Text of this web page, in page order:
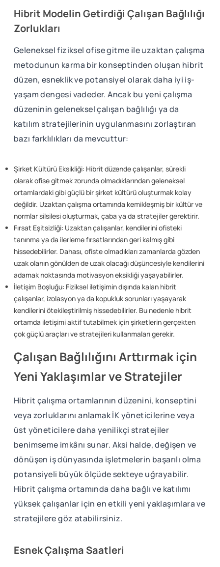
Hibrit Modelin Getirdiği Çalışan Bağlılığı
Zorlukları
Geleneksel fiziksel ofise gitme ile uzaktan çalışma
metodunun karma bir konseptinden oluşan hibrit
düzen, esneklik ve potansiyel olarak daha iyi iş-
yaşam dengesi vadeder. Ancak bu yeni çalışma
düzeninin geleneksel çalışan bağlılığı ya da
katılım stratejilerinin uygulanmasını zorlaştıran
bazı farklılıkları da mevcuttur:
Şirket Kültürü Eksikliği: Hibrit düzende çalışanlar, sürekli
olarak ofise gitmek zorunda olmadıklarından geleneksel
ortamlardaki gibi güçlü bir şirket kültürü oluşturmak kolay
değildir. Uzaktan çalışma ortamında kemikleşmiş bir kültür ve
normlar silsilesi oluşturmak, çaba ya da stratejiler gerektirir.
Fırsat Eşitsizliği: Uzaktan çalışanlar, kendilerini ofisteki
tanınma ya da ilerleme fırsatlarından geri kalmış gibi
hissedebilirler. Dahası, ofiste olmadıkları zamanlarda gözden
uzak olanın gönülden de uzak olacağı düşüncesiyle kendilerini
adamak noktasında motivasyon eksikliği yaşayabilirler.
İletişim Boşluğu: Fiziksel iletişimin dışında kalan hibrit
çalışanlar, izolasyon ya da kopukluk sorunları yaşayarak
kendilerini ötekileştirilmiş hissedebilirler. Bu nedenle hibrit
ortamda iletişimi aktif tutabilmek için şirketlerin gerçekten
çok güçlü araçları ve stratejileri kullanmaları gerekir.
Çalışan Bağlılığını Arttırmak için
Yeni Yaklaşımlar ve Stratejiler
Hibrit çalışma ortamlarının düzenini, konseptini
veya zorluklarını anlamak İK yöneticilerine veya
üst yöneticilere daha yenilikçi stratejiler
benimseme imkânı sunar. Aksi halde, değişen ve
dönüşen iş dünyasında işletmelerin başarılı olma
potansiyeli büyük ölçüde sekteye uğrayabilir.
Hibrit çalışma ortamında daha bağlı ve katılımı
yüksek çalışanlar için en etkili yeni yaklaşımlara ve
stratejilere göz atabilirsiniz.
Esnek Çalışma Saatleri